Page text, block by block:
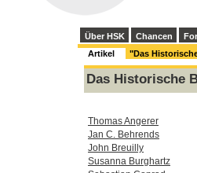
Über HSK Chancen
Artikel
"Das
Das Historische
Thomas Angerer
Jan C. Behrends
John Breuilly
Susanna Burghartz